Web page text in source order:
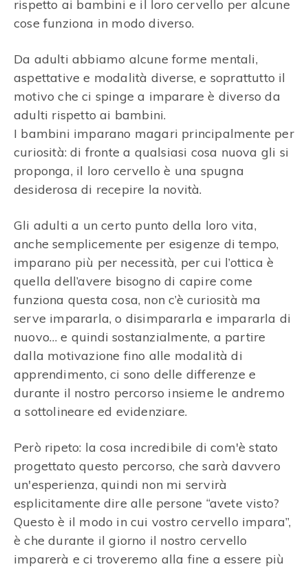
rispetto ai bambini e il loro cervello per alcune
cose funziona in modo diverso.
Da adulti abbiamo alcune forme mentali,
aspettative e modalità diverse, e soprattutto il
motivo che ci spinge a imparare è diverso da
adulti rispetto ai bambini.
I bambini imparano magari principalmente per
curiosità: di fronte a qualsiasi cosa nuova gli si
proponga, il loro cervello è una spugna
desiderosa di recepire la novità.
Gli adulti a un certo punto della loro vita,
anche semplicemente per esigenze di tempo,
imparano più per necessità, per cui l’ottica è
quella dell’avere bisogno di capire come
funziona questa cosa, non c’è curiosità ma
serve impararla, o disimpararla e impararla di
nuovo… e quindi sostanzialmente, a partire
dalla motivazione fino alle modalità di
apprendimento, ci sono delle differenze e
durante il nostro percorso insieme le andremo
a sottolineare ed evidenziare.
Però ripeto: la cosa incredibile di com'è stato
progettato questo percorso, che sarà davvero
un'esperienza, quindi non mi servirà
esplicitamente dire alle persone “avete visto?
Questo è il modo in cui vostro cervello impara”,
è che durante il giorno il nostro cervello
imparerà e ci troveremo alla fine a essere più